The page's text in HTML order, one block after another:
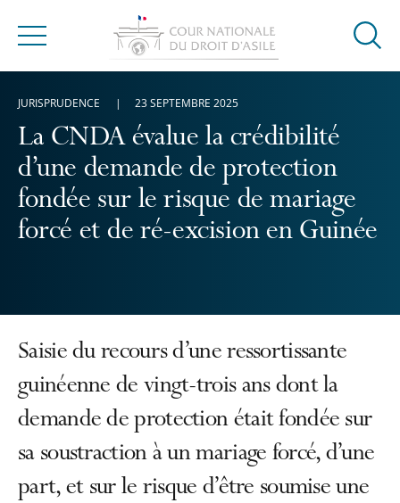
Menu
Ouvrir
La CNDA évalue la crédibilité
d’une demande de protection
fondée sur le risque de mariage
forcé et de ré-excision en Guinée
JURISPRUDENCE 23 SEPTEMBRE 2025
Saisie du recours d’une ressortissante
guinéenne de vingt-trois ans dont la
demande de protection était fondée sur
sa soustraction à un mariage forcé, d’une
part, et sur le risque d’être soumise une